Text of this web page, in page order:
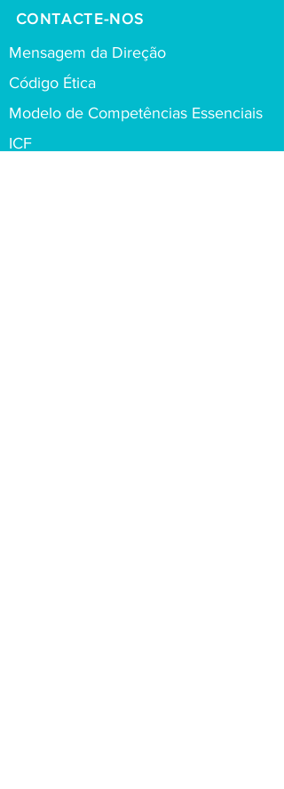
CONTACTE-NOS
Mensagem da Direção
Código Ética
Modelo de Competências Essenciais
ICF